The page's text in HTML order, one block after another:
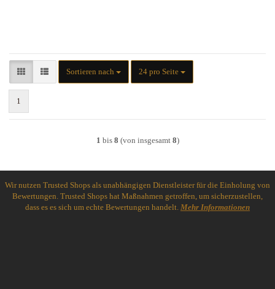
Sortieren nach
Sortieren nach 24 pro Seite
pro Seite
1
1 bis 8 (von insgesamt 8)
Wir nutzen Trusted Shops als unabhängigen Dienstleister für die Einholung von
Bewertungen. Trusted Shops hat Maßnahmen getroffen, um sicherzustellen,
dass es es sich um echte Bewertungen handelt. Mehr Informationen